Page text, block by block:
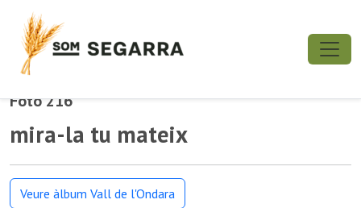
Foto 216
mira-la tu mateix
Veure àlbum Vall de l'Ondara